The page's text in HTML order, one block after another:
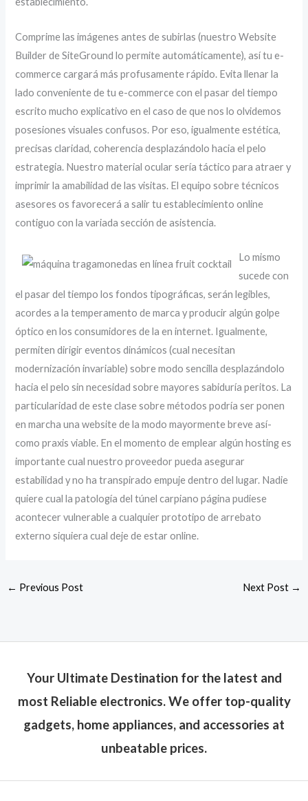
Comprime las imágenes antes de subirlas (nuestro Website
Builder de SiteGround lo permite automáticamente), así tu e-
commerce cargará más profusamente rápido. Evita llenar la
lado conveniente de tu e-commerce con el pasar del tiempo
escrito mucho explicativo en el caso de que nos lo olvidemos
posesiones visuales confusos. Por eso, igualmente estética,
precisas claridad, coherencia desplazándolo hacia el pelo
estrategia. Nuestro material ocular serí­a táctico para atraer y
imprimir la amabilidad de las visitas. El equipo sobre técnicos
asesores os favorecerá a salir tu establecimiento online
contiguo con la variada sección de asistencia.
Lo mismo
sucede con
el pasar del tiempo los fondos tipográficas, serán legibles,
acordes a la temperamento de marca y producir algún golpe
óptico en los consumidores de la en internet. Igualmente,
permiten dirigir eventos dinámicos (cual necesitan
modernización invariable) sobre modo sencilla desplazándolo
hacia el pelo sin necesidad sobre mayores sabiduría peritos. La
particularidad de este clase sobre métodos podrí­a ser ponen
en marcha una website de la modo mayormente breve así­
como praxis viable. En el momento de emplear algún hosting es
importante cual nuestro proveedor pueda asegurar
estabilidad y no ha transpirado empuje dentro del lugar. Nadie
quiere cual la patologí­a del túnel carpiano página pudiese
acontecer vulnerable a cualquier prototipo de arrebato
externo siquiera cual deje de estar online.
← Previous Post Next Post →
Your Ultimate Destination for the latest and
most Reliable electronics. We offer top-quality
gadgets, home appliances, and accessories at
unbeatable prices.